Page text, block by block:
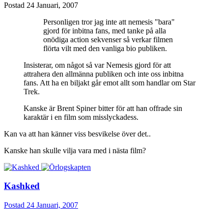
Postad 24 Januari, 2007
Personligen tror jag inte att nemesis "bara"
gjord för inbitna fans, med tanke på alla
onödiga action sekvenser så verkar filmen
flörta vilt med den vanliga bio publiken.
Insisterar, om något så var Nemesis gjord för att
attrahera den allmänna publiken och inte oss inbitna
fans. Att ha en biljakt går emot allt som handlar om Star
Trek.
Kanske är Brent Spiner bitter för att han offrade sin
karaktär i en film som misslyckadess.
Kan va att han känner viss besvikelse över det..
Kanske han skulle vilja vara med i nästa film?
Kashked
Postad 24 Januari, 2007